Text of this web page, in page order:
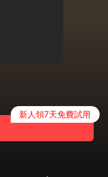
新人領7天免費試用